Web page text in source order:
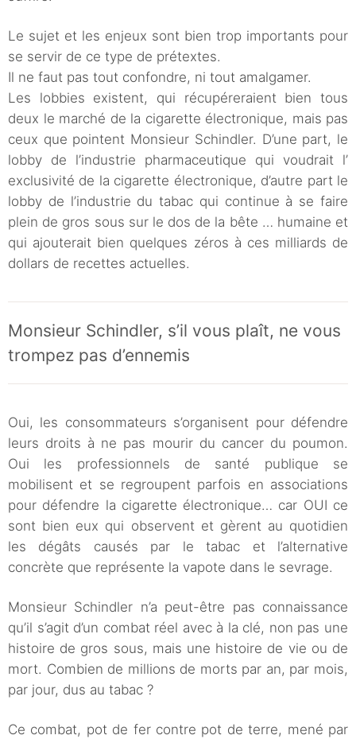
Le sujet et les enjeux sont bien trop importants pour
se servir de ce type de prétextes.
Il ne faut pas tout confondre, ni tout amalgamer.
Les lobbies existent, qui récupéreraient bien tous
deux le marché de la cigarette électronique, mais pas
ceux que pointent Monsieur Schindler. D’une part, le
lobby de l’industrie pharmaceutique qui voudrait l’
exclusivité de la cigarette électronique, d’autre part le
lobby de l’industrie du tabac qui continue à se faire
plein de gros sous sur le dos de la bête … humaine et
qui ajouterait bien quelques zéros à ces milliards de
dollars de recettes actuelles.
Monsieur Schindler, s’il vous plaît, ne vous
trompez pas d’ennemis
Oui, les consommateurs s’organisent pour défendre
leurs droits à ne pas mourir du cancer du poumon.
Oui les professionnels de santé publique se
mobilisent et se regroupent parfois en associations
pour défendre la cigarette électronique… car OUI ce
sont bien eux qui observent et gèrent au quotidien
les dégâts causés par le tabac et l’alternative
concrète que représente la vapote dans le sevrage.
Monsieur Schindler n’a peut-être pas connaissance
qu’il s’agit d’un combat réel avec à la clé, non pas une
histoire de gros sous, mais une histoire de vie ou de
mort. Combien de millions de morts par an, par mois,
par jour, dus au tabac ?
Ce combat, pot de fer contre pot de terre, mené par